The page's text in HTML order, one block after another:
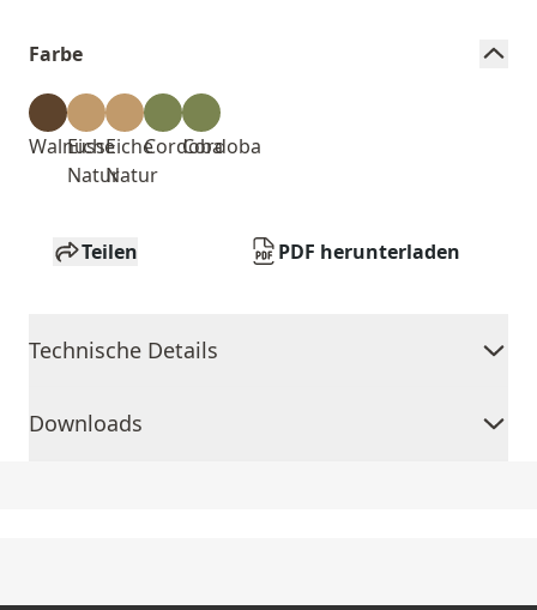
Farbe
Walnuss
Eiche
Natur
Eiche
Natur
CordobaCordoba
Teilen PDF herunterladen
Technische Details
Downloads